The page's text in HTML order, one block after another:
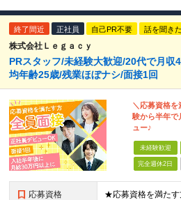
終了間近 正社員 自己PR不要 話を聞き
株式会社Ｌｅｇａｃｙ
PRスタッフ/未経験大歓迎/20代で月収
均年齢25歳/残業ほぼナシ/面接1回
＼応募資格を
験から半年で
ュー♪
未経験歓迎
完全週休2日
応募資格